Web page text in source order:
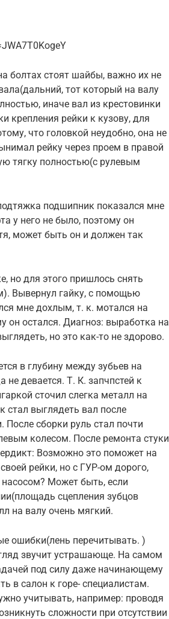
болтах стоят шайбы, важно их не
тот который на валу
иначе вал из крестовинки
крепления рейки к кузову, для
что головкой неудобно, она не
рейку через проем в правой
тягку полностью(с рулевым
подшипник показался мне
у него не было, поэтому он
может быть он и должен так
но для этого пришлось снять
Вывернул гайку, с помощью
мне дохлым, т. к. мотался на
он остался. Диагноз: выработка на
но это как-то не здорово.
в глубину между зубьев на
не девается. Т. К. запчпстей к
сточил слегка металл на
стал выглядеть вал после
После сборки руль стал почти
колесом. После ремонта стуки
Возможно это поможет на
рейки, но с ГУР-ом дорого,
насосом? Может быть, если
сцепления зубцов
на валу очень мягкий.
ошибки(лень перечитывать. )
звучит устрашающе. На самом
под силу даже начинающему
в салон к горе- специалистам.
учитывать, например: проводя
сложности при отсутствии